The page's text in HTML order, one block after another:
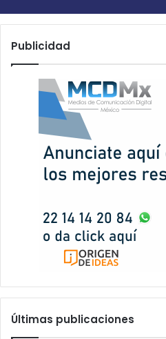
Publicidad
Últimas publicaciones